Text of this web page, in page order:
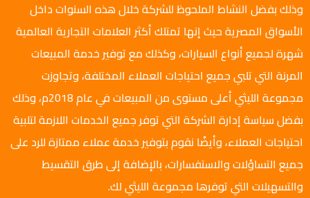
وذلك بفضل النشاط الملحوظ للشركة خلال هذه السنوات داخل
الأسواق المصرية حيث إنها تمتلك أكثر العلامات التجارية العالمية
شهرة لجميع أنواع السيارات، وكذلك مع توفير خدمة المبيعات
المرنة التي تلبي جميع احتياجات العملاء المختلفة، وتجاوزت
مجموعة الليثي أعلى مستوى من المبيعات في عام 2018م، وذلك
بفضل سياسة إدارة الشركة التي توفر جميع الخدمات اللازمة لتلبية
احتياجات العملاء، وأيضًا نقوم بتوفير خدمة عملاء ممتازة للرد على
جميع التساؤلات والاستفسارات، بالإضافة إلى طرق التقسيط
والتسهيلات التي توفرها مجموعة الليثي لك.